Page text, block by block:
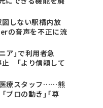
図しない駅構内放
の音声を不正に流
ア」で利用者急
「より信頼して
医療スタッフ……熊
ロの動き」「尊